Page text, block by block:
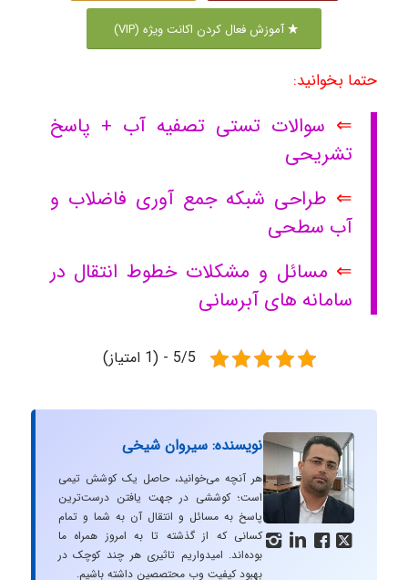
آموزش فعال کردن اکانت ویژه (VIP)
حتما بخوانید:
⇐ سوالات تستی تصفیه آب + پاسخ
تشریحی
⇐ طراحی شبکه جمع آوری فاضلاب و
آب سطحی
⇐ مسائل و مشکلات خطوط انتقال در
سامانه های آبرسانی
5/5 - (1 امتیاز)
   
نویسنده: سیروان شیخی
هر آنچه می‌خوانید، حاصل یک کوشش تیمی
است؛ کوششی در جهت یافتن درست‌ترین
پاسخ به مسائل و انتقال آن به شما و تمام
کسانی که از گذشته تا به امروز همراه ما
بوده‌اند. امیدواریم تاثیری هر چند کوچک در
بهبود کیفیت وب محتصصین داشته باشیم.